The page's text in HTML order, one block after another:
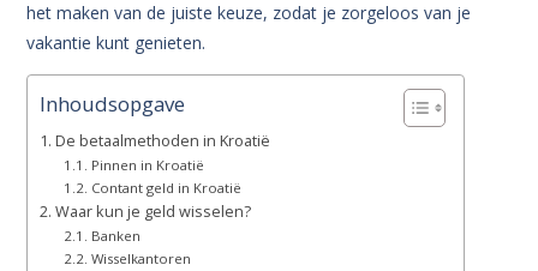
het maken van de juiste keuze, zodat je zorgeloos van je
vakantie kunt genieten.
Inhoudsopgave
De betaalmethoden in Kroatië
Pinnen in Kroatië
Contant geld in Kroatië
Waar kun je geld wisselen?
Banken
Wisselkantoren